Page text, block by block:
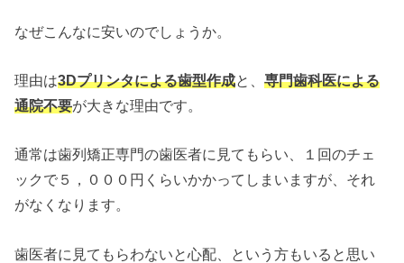
なぜこんなに安いのでしょうか。
理由は3Dプリンタによる歯型作成と、専門歯科医による
通院不要が大きな理由です。
通常は歯列矯正専門の歯医者に見てもらい、１回のチェ
ックで５，０００円くらいかかってしまいますが、それ
がなくなります。
歯医者に見てもらわないと心配、という方もいると思い